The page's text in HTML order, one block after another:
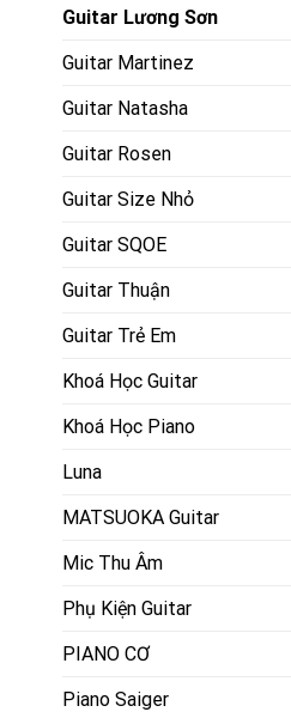
Guitar Lương Sơn
Guitar Martinez
Guitar Natasha
Guitar Rosen
Guitar Size Nhỏ
Guitar SQOE
Guitar Thuận
Guitar Trẻ Em
Khoá Học Guitar
Khoá Học Piano
Luna
MATSUOKA Guitar
Mic Thu Âm
Phụ Kiện Guitar
PIANO CƠ
Piano Saiger